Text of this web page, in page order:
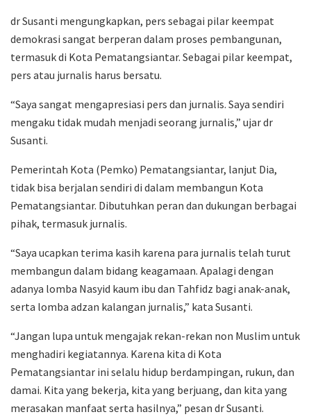
dr Susanti mengungkapkan, pers sebagai pilar keempat
demokrasi sangat berperan dalam proses pembangunan,
termasuk di Kota Pematangsiantar. Sebagai pilar keempat,
pers atau jurnalis harus bersatu.
“Saya sangat mengapresiasi pers dan jurnalis. Saya sendiri
mengaku tidak mudah menjadi seorang jurnalis,” ujar dr
Susanti.
Pemerintah Kota (Pemko) Pematangsiantar, lanjut Dia,
tidak bisa berjalan sendiri di dalam membangun Kota
Pematangsiantar. Dibutuhkan peran dan dukungan berbagai
pihak, termasuk jurnalis.
“Saya ucapkan terima kasih karena para jurnalis telah turut
membangun dalam bidang keagamaan. Apalagi dengan
adanya lomba Nasyid kaum ibu dan Tahfidz bagi anak-anak,
serta lomba adzan kalangan jurnalis,” kata Susanti.
“Jangan lupa untuk mengajak rekan-rekan non Muslim untuk
menghadiri kegiatannya. Karena kita di Kota
Pematangsiantar ini selalu hidup berdampingan, rukun, dan
damai. Kita yang bekerja, kita yang berjuang, dan kita yang
merasakan manfaat serta hasilnya,” pesan dr Susanti.